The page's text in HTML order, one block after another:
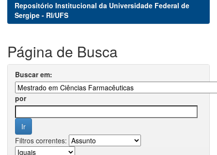
Repositório Institucional da Universidade Federal de
Sergipe - RI/UFS
Página de Busca
Buscar em:
por
Filtros correntes: